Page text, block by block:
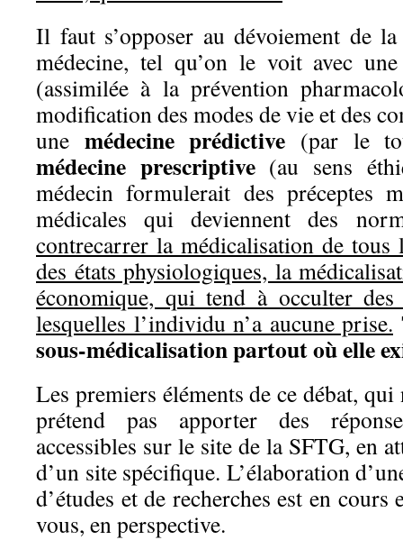
Il faut s’opposer au dévoiement de
médecine, tel qu’on le voit avec
(assimilée à la prévention
modification des modes de vie et des
une médecine prédictive (par le
médecine prescriptive (au sens
médecin formulerait des préceptes
médicales qui deviennent des
contrecarrer la médicalisation de tous
des états physiologiques, la
économique, qui tend à occulter des
lesquelles l’individu n’a aucune prise.
sous-médicalisation partout où elle
Les premiers éléments de ce débat, qui
prétend pas apporter des
accessibles sur le site de la SFTG, en
d’un site spécifique. L’élaboration
d’études et de recherches est en
vous, en perspective.